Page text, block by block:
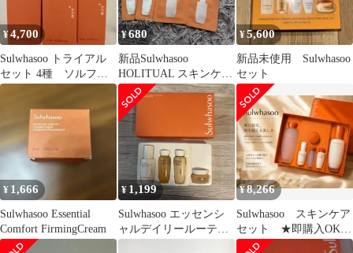
¥4,700
Sulwhasoo トライアル
セット 4種 ソルファ
ス 雪花秀 たっぷり
¥680
新品Sulwhasoo
HOLITUAL スキンケア
セット
¥5,600
新品未使用 Sulwhasoo
セット
¥ 1,666
Sulwhasoo Essential
Comfort FirmingCream
¥ 1,199
Sulwhasoo エッセンシ
ャルデイリールーティ
ンキット 4点セット
¥8,266
Sulwhasoo スキンケア
セット ★即購入OK
★並行輸入品